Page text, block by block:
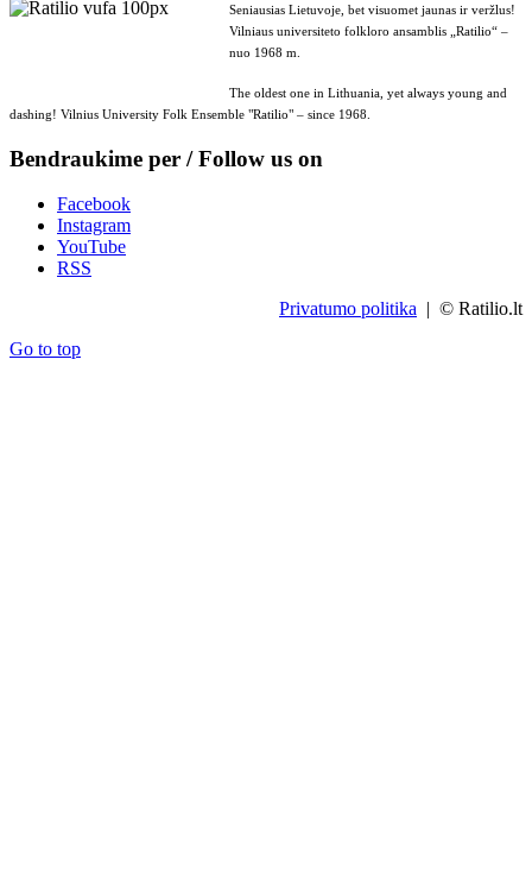
Seniausias Lietuvoje, bet visuomet jaunas ir veržlus!
Vilniaus universiteto folkloro ansamblis „Ratilio“ –
nuo 1968 m.
The oldest one in Lithuania, yet always young and
dashing! Vilnius University Folk Ensemble "Ratilio" – since 1968.
Bendraukime per / Follow us on
Facebook
Instagram
YouTube
RSS
Privatumo politika | © Ratilio.lt
Go to top